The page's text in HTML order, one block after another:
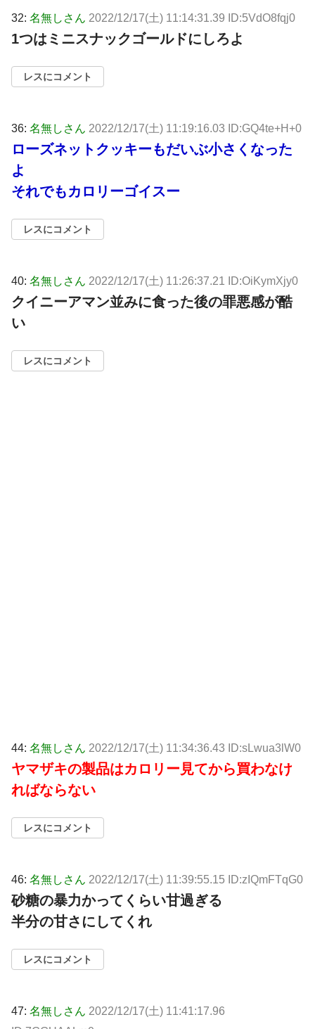
32: 名無しさん 2022/12/17(土) 11:14:31.39 ID:5VdO8fqj0
1つはミニスナックゴールドにしろよ
レスにコメント
36: 名無しさん 2022/12/17(土) 11:19:16.03 ID:GQ4te+H+0
ローズネットクッキーもだいぶ小さくなった
よ
それでもカロリーゴイスー
レスにコメント
40: 名無しさん 2022/12/17(土) 11:26:37.21 ID:OiKymXjy0
クイニーアマン並みに食った後の罪悪感が酷
い
レスにコメント
44: 名無しさん 2022/12/17(土) 11:34:36.43 ID:sLwua3lW0
ヤマザキの製品はカロリー見てから買わなけ
ればならない
レスにコメント
46: 名無しさん 2022/12/17(土) 11:39:55.15 ID:zIQmFTqG0
砂糖の暴力かってくらい甘過ぎる
半分の甘さにしてくれ
レスにコメント
47: 名無しさん 2022/12/17(土) 11:41:17.96